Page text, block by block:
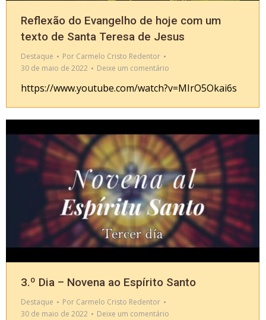
Reflexão do Evangelho de hoje com um
texto de Santa Teresa de Jesus
Destaque Por Carmelo Cristo Redentor
30 de maio de 2022
Deixe um comentário
https://www.youtube.com/watch?v=MIrO5Okai6s
3.º Dia – Novena ao Espírito Santo
Destaque Por Carmelo Cristo Redentor
30 de maio de 2022
Deixe um comentário